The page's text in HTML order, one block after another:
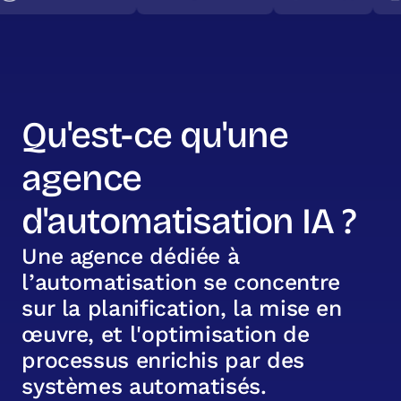
Qu'est-ce qu'une
agence
d'automatisation IA ?
Une agence dédiée à
l’automatisation se concentre
sur la planification, la mise en
œuvre, et l'optimisation de
processus enrichis par des
systèmes automatisés.